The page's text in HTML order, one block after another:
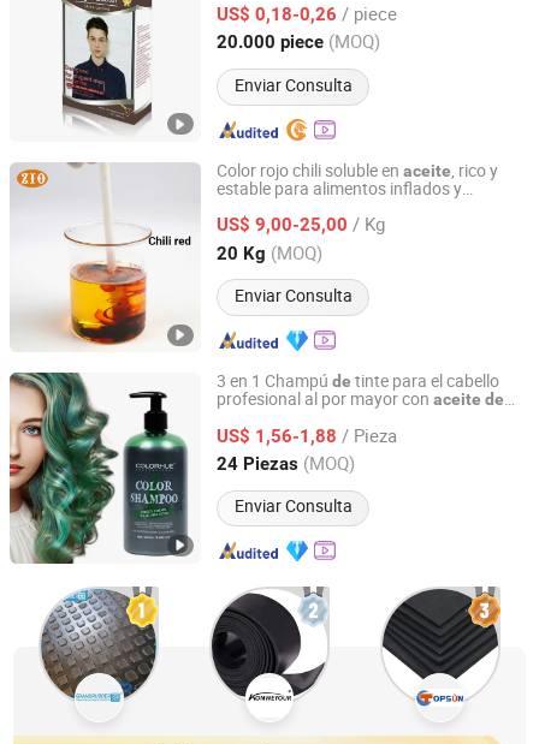
US$ 0,18-0,26 / piece
20.000 piece (MOQ)
Enviar Consulta
Zhejiang, China Desde 2021
Color rojo chili soluble en aceite, rico y
estable para alimentos inflados y
US$ 9,00-25,00 / Kg
20 Kg (MOQ)
Enviar Consulta
Guangzhou Zio Chemical Co., Ltd.
Guangdong, China Desde 2023
3 en 1 Champú de tinte para el cabello
profesional al por mayor con aceite de
el cabello, champú color marrón para
mujeres y hombres
US$ 1,56-1,88 / Pieza
24 Piezas (MOQ)
Enviar Consulta
Guangdong Boda Cosmetics Co,.Ltd.
Guangdong, China Desde 2021